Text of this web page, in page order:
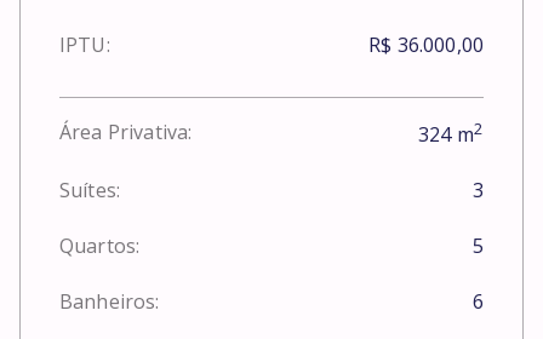
IPTU: R$ 36.000,00
Área Privativa: 324m2
Suítes: 3
Quartos: 5
Banheiros: 6